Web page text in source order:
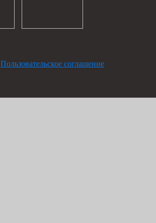
Пользовательское соглашение